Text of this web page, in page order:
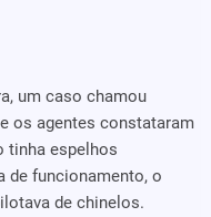
um caso chamou
os agentes constataram
tinha espelhos
de funcionamento, o
de chinelos.